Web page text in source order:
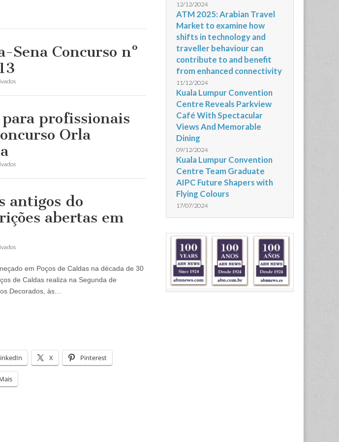
Sena Concurso nº
em
da
Concurso
1556
profissionais
Orla
em
abertas
profissionais
participarem
do
Concurso
Orla
Vitória
antigos do
abertas em
em
carros
antigos
Carnaval
Caldas
em Poços de Caldas na década de 30
de Caldas realiza na Segunda de
Decorados, às…
X Pinterest
12/12/2024
ATM 2025: Arabian Travel
Market to examine how
shifts in technology and
traveller behaviour can
contribute to and benefit
from enhanced connectivity
11/12/2024
Kuala Lumpur Convention
Centre Reveals Parkview
Café With Spectacular
Views And Memorable
Dining
09/12/2024
Kuala Lumpur Convention
Centre Team Graduate
AIPC Future Shapers with
Flying Colours
17/07/2024